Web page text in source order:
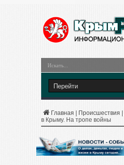
Главная Происшествия
в Крыму. На тропе войны